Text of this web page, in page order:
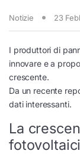
Notizie 23
I produttori di
innovare e a
crescente.
Da un recente
dati interessanti.
La
fotovoltaici